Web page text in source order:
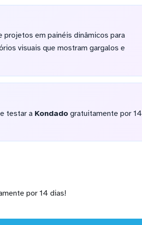
em painéis dinâmicos para
visuais que mostram gargalos e
testar a Kondadogratuitamente por 14
por 14 dias!